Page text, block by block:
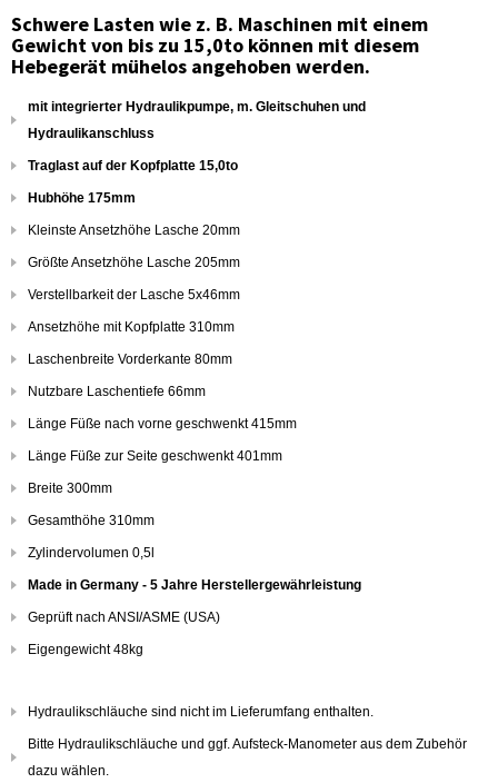
Schwere Lasten wie z. B. Maschinen mit einem
Gewicht von bis zu 15,0to können mit diesem
Hebegerät mühelos angehoben werden.
mit integrierter Hydraulikpumpe, m. Gleitschuhen und
Hydraulikanschluss
Traglast auf der Kopfplatte 15,0to
Hubhöhe 175mm
Kleinste Ansetzhöhe Lasche 20mm
Größte Ansetzhöhe Lasche 205mm
Verstellbarkeit der Lasche 5x46mm
Ansetzhöhe mit Kopfplatte 310mm
Laschenbreite Vorderkante 80mm
Nutzbare Laschentiefe 66mm
Länge Füße nach vorne geschwenkt 415mm
Länge Füße zur Seite geschwenkt 401mm
Breite 300mm
Gesamthöhe 310mm
Zylindervolumen 0,5l
Made in Germany - 5 Jahre Herstellergewährleistung
Geprüft nach ANSI/ASME (USA)
Eigengewicht 48kg
Hydraulikschläuche sind nicht im Lieferumfang enthalten.
Bitte Hydraulikschläuche und ggf. Aufsteck-Manometer aus dem Zubehör
dazu wählen.